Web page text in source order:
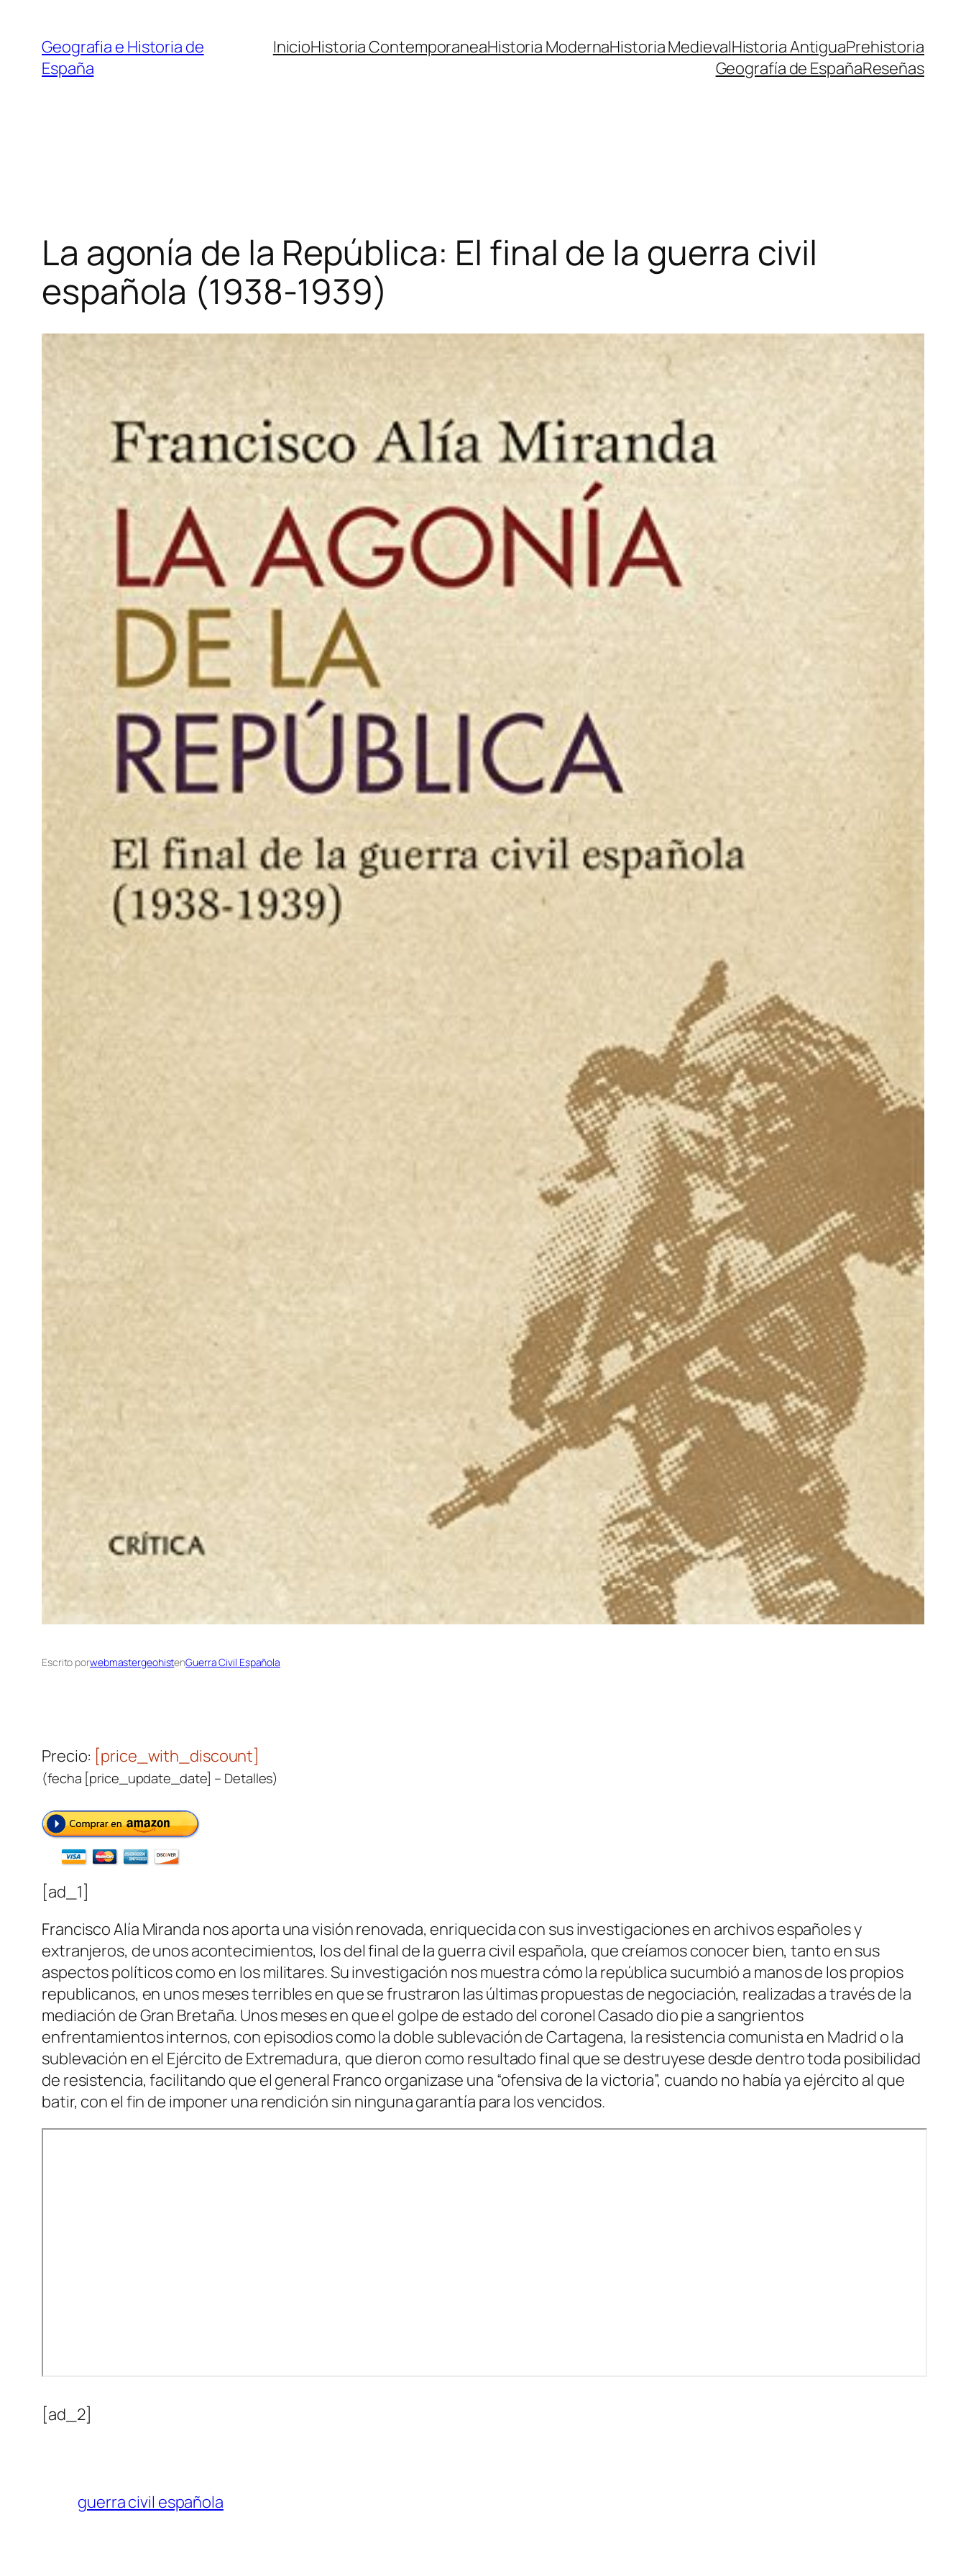
contenido
Geografia e Historia de
España
InicioHistoria ContemporaneaHistoria ModernaHistoria MedievalHistoria AntiguaPrehistoria
Geografía de EspañaReseñas
La agonía de la República: El final de la guerra civil
española (1938-1939)
Escrito porwebmastergeohistenGuerra Civil Española
Precio: [price_with_discount]
(fecha [price_update_date] – Detalles)
[ad_1]
Francisco Alía Miranda nos aporta una visión renovada, enriquecida con sus investigaciones en archivos españoles y
extranjeros, de unos acontecimientos, los del final de la guerra civil española, que creíamos conocer bien, tanto en sus
aspectos políticos como en los militares. Su investigación nos muestra cómo la república sucumbió a manos de los propios
republicanos, en unos meses terribles en que se frustraron las últimas propuestas de negociación, realizadas a través de la
mediación de Gran Bretaña. Unos meses en que el golpe de estado del coronel Casado dio pie a sangrientos
enfrentamientos internos, con episodios como la doble sublevación de Cartagena, la resistencia comunista en Madrid o la
sublevación en el Ejército de Extremadura, que dieron como resultado final que se destruyese desde dentro toda posibilidad
de resistencia, facilitando que el general Franco organizase una “ofensiva de la victoria”, cuando no había ya ejército al que
batir, con el fin de imponer una rendición sin ninguna garantía para los vencidos.
[ad_2]
guerra civil española